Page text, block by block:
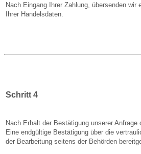
Nach Eingang Ihrer Zahlung, übersenden
Ihrer Handelsdaten.
Schritt 4
Nach Erhalt der Bestätigung unserer
Eine endgültige Bestätigung über die
der Bearbeitung seitens der Behörden